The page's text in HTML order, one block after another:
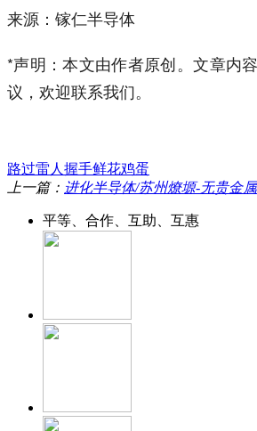
来源：镓仁半导体
*声明：本文由作者原创。文章内
议，欢迎联系我们。
路过雷人 握手鲜花鸡蛋
上一篇： 进化半导体/苏州燎塬-无贵金
平等、合作、互助、互惠